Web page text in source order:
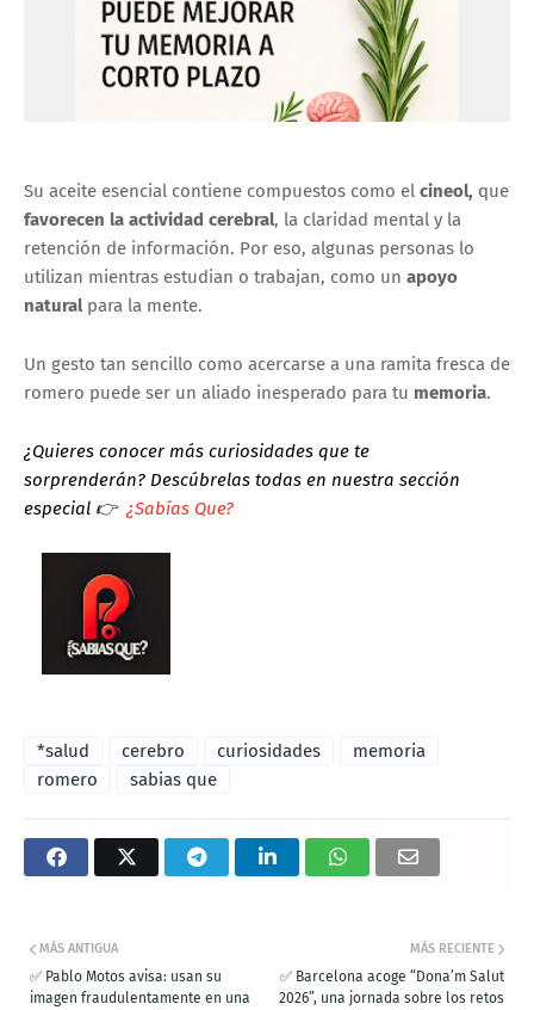
Su aceite esencial contiene compuestos como el cineol, que
favorecen la actividad cerebral, la claridad mental y la
retención de información. Por eso, algunas personas lo
utilizan mientras estudian o trabajan, como un apoyo
naturalpara la mente.
Un gesto tan sencillo como acercarse a una ramita fresca de
romero puede ser un aliado inesperado para tu memoria.
¿Quieres conocer más curiosidades que te
sorprenderán? Descúbrelas todas en nuestra sección
especial 👉 ¿Sabías Que?
*salud cerebro curiosidades
memoria
romero
sabias que
MÁS RECIENTE
✅ Barcelona acoge “Dona’m Salut
2026”, una jornada sobre los retos
MÁS ANTIGUA
✅ Pablo Motos avisa: usan su
imagen fraudulentamente en una